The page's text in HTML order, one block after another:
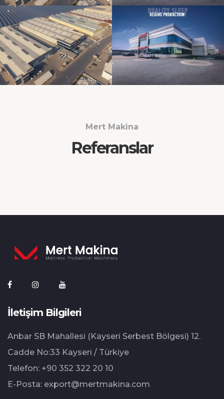
Mert Makina
Referanslar
İletişim Bilgileri
Anbar SB Mahallesi (Kayseri Serbest Bölgesi) 12.⁠
⁠Cadde No:33 Kayseri / Türkiye
Telefon: +90 352 322 20 10
E-Posta: export@mertmakina.com